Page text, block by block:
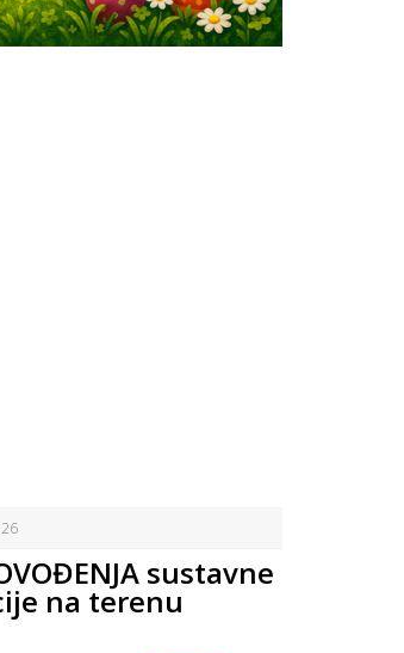
sustavne
na terenu